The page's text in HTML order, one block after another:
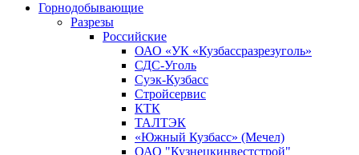
Горнодобывающие
Разрезы
Российские
ОАО «УК «Кузбассразрезуголь»
СДС-Уголь
Суэк-Кузбасс
Стройсервис
КТК
ТАЛТЭК
«Южный Кузбасс» (Мечел)
ОАО "Кузнецкинвестстрой"